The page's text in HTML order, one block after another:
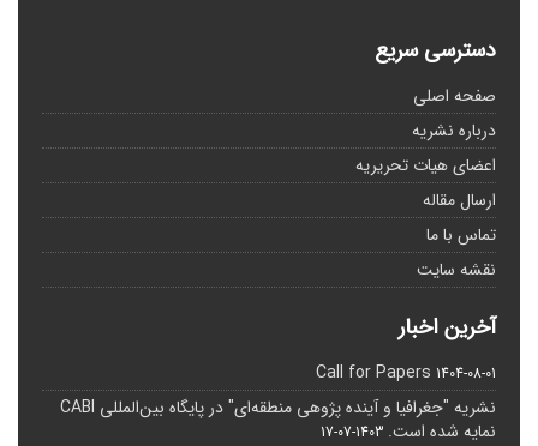
دسترسی سریع
صفحه اصلی
درباره نشریه
اعضای هیات تحریریه
ارسال مقاله
تماس با ما
نقشه سایت
آخرین اخبار
Call for Papers 1404-08-01
نشریه "جغرافیا و آینده پژوهی منطقه‌ای" در پایگاه بین‌المللی CABI
نمایه شده است. 1403-07-17